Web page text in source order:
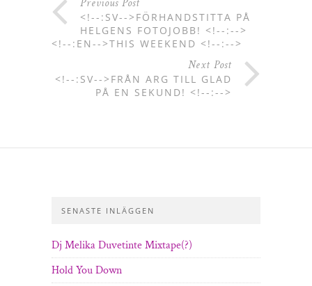
Previous Post
<!--:SV-->FÖRHANDSTITTA PÅ
HELGENS FOTOJOBB! <!--:-->
<!--:EN-->THIS WEEKEND <!--:-->
Next Post
<!--:SV-->FRÅN ARG TILL GLAD
PÅ EN SEKUND! <!--:-->
SENASTE INLÄGGEN
Dj Melika Duvetinte Mixtape(?)
Hold You Down